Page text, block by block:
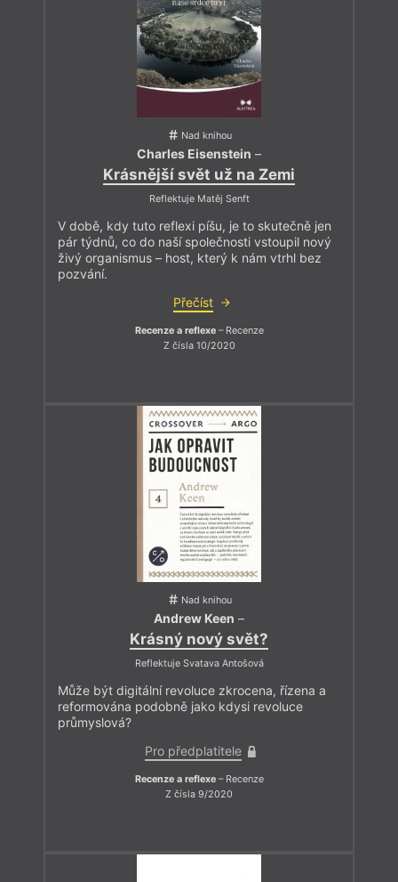
Nad knihou
Charles Eisenstein –
Krásnější svět už na Zemi
Reflektuje Matěj Senft
V době, kdy tuto reflexi píšu, je to skutečně jen
pár týdnů, co do naší společnosti vstoupil nový
živý organismus – host, který k nám vtrhl bez
pozvání.
Přečíst
Recenze a reflexe– Recenze
Z čísla 10/2020
Nad knihou
Andrew Keen –
Krásný nový svět?
Reflektuje Svatava Antošová
Může být digitální revoluce zkrocena, řízena a
reformována podobně jako kdysi revoluce
průmyslová?
Pro předplatitele
Recenze a reflexe– Recenze
Z čísla 9/2020